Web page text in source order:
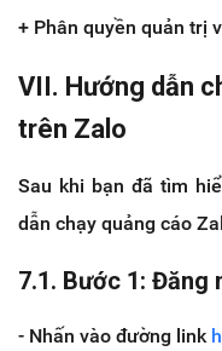
+ Phân quyền quản trị
VII. Hướng dẫn
trên Zalo
Sau khi bạn đã tìm
dẫn chạy quảng cáo
7.1. Bước 1: Đăng
- Nhấn vào đường link